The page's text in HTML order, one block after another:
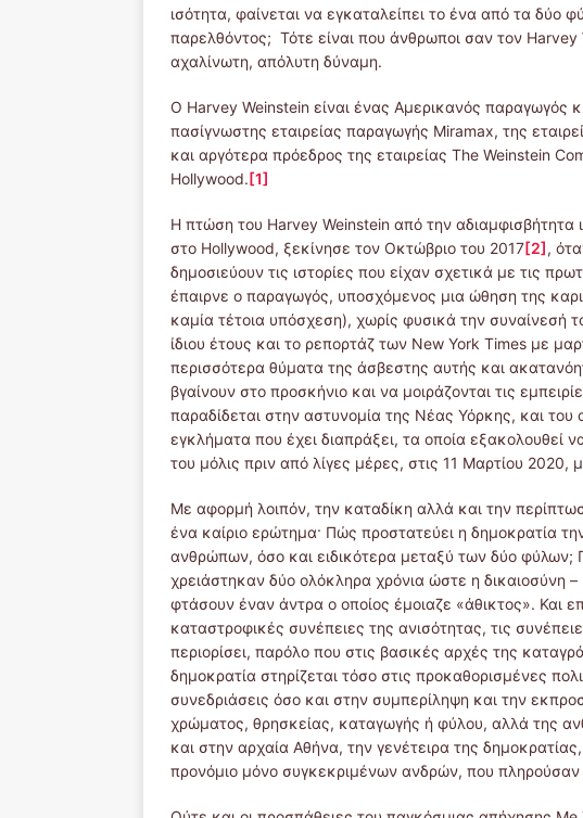
ισότητα, φαίνεται να εγκαταλείπει το ένα από τα δύο
παρελθόντος; Τότε είναι που άνθρωποι σαν τον
αχαλίνωτη, απόλυτη δύναμη.
Ο Harvey Weinstein είναι ένας Αμερικανός παραγωγός
πασίγνωστης εταιρείας παραγωγής Miramax, της
και αργότερα πρόεδρος της εταιρείας The Weinstein
Hollywood.[1]
Η πτώση του Harvey Weinstein από την αδιαμφισβήτητα
στο Hollywood, ξεκίνησε τον Οκτώβριο του 2017[2],
δημοσιεύουν τις ιστορίες που είχαν σχετικά με τις
έπαιρνε ο παραγωγός, υποσχόμενος μια ώθηση της
καμία τέτοια υπόσχεση), χωρίς φυσικά την συναίνεσή
ίδιου έτους και το ρεπορτάζ των New York Times με
περισσότερα θύματα της άσβεστης αυτής και
βγαίνουν στο προσκήνιο και να μοιράζονται τις
παραδίδεται στην αστυνομία της Νέας Υόρκης, και του
εγκλήματα που έχει διαπράξει, τα οποία εξακολουθεί
του μόλις πριν από λίγες μέρες, στις 11 Μαρτίου 2020,
Με αφορμή λοιπόν, την καταδίκη αλλά και την
ένα καίριο ερώτημα· Πώς προστατεύει η δημοκρατία
ανθρώπων, όσο και ειδικότερα μεταξύ των δύο φύλων;
χρειάστηκαν δύο ολόκληρα χρόνια ώστε η δικαιοσύνη –
φτάσουν έναν άντρα ο οποίος έμοιαζε «άθικτος». Και
καταστροφικές συνέπειες της ανισότητας, τις
περιορίσει, παρόλο που στις βασικές αρχές της
δημοκρατία στηρίζεται τόσο στις προκαθορισμένες
συνεδριάσεις όσο και στην συμπερίληψη και την
χρώματος, θρησκείας, καταγωγής ή φύλου, αλλά της
και στην αρχαία Αθήνα, την γενέτειρα της
προνόμιο μόνο συγκεκριμένων ανδρών, που πληρούσαν